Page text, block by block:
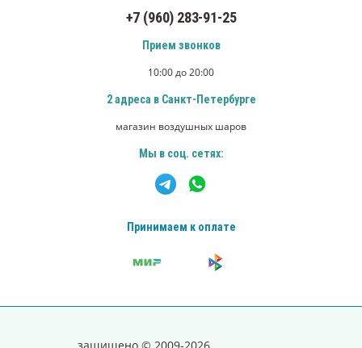
Принимаем к оплате
+7 (960) 283-91-25
Прием звонков
10:00 до 20:00
2 адреса в Санкт-Петербурге
магазин воздушных шаров
Мы в соц. сетях: